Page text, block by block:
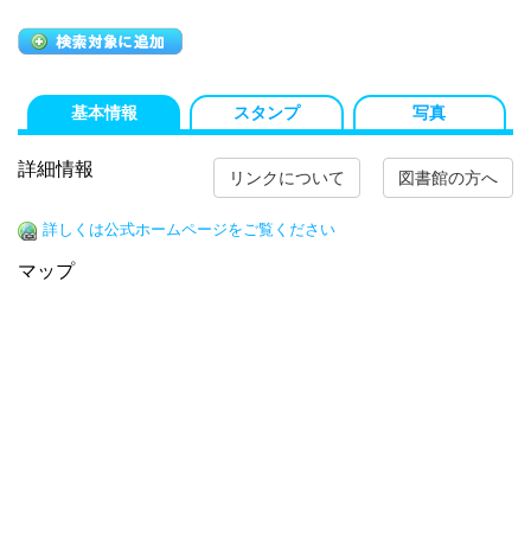
基本情報 スタンプ 写真
リンクについて 図書館の方へ
詳細情報
詳しくは公式ホームページをご覧ください
マップ